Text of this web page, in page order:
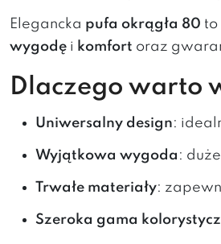
Elegancka pufa okrągła 80 to
wygodę i komfort oraz
Dlaczego warto
Uniwersalny design:
Wyjątkowa wygoda :
Trwałe materiały:
Szeroka gama